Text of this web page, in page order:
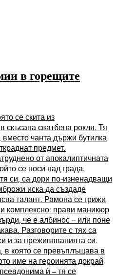
в горещите
се скита из
сватбена рокля. Тя
чанта държи бутилка
предмет.
от апокалиптичната
се носи над града.
си, са дори по-изненадващи
иска да създаде
талант. Рамона се грижи
комплексно: прави маникюр
че е албинос – или поне
Разговорите с тях са
и за преживяванията си.
в която се превъплъщава в
име на героинята докрай
ѝ – тя се